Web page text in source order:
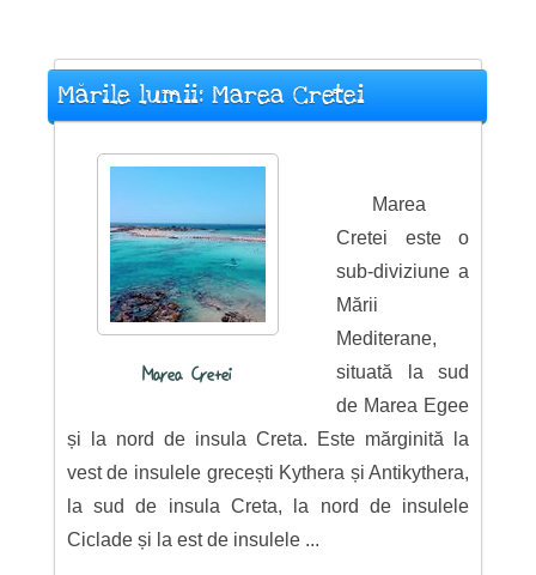
Mările lumii: Marea Cretei
Marea Cretei
Marea
Cretei este o
sub-diviziune a
Mării
Mediterane,
situată la sud
de Marea Egee
și la nord de insula Creta. Este mărginită la
vest de insulele grecești Kythera și Antikythera,
la sud de insula Creta, la nord de insulele
Ciclade și la est de insulele ...